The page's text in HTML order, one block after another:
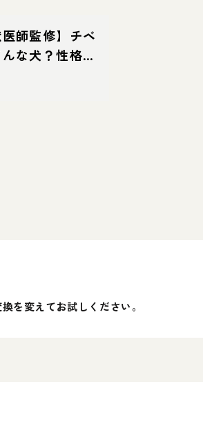
医師監修】チベ
な犬？性格・
方
を変えてお試しください。